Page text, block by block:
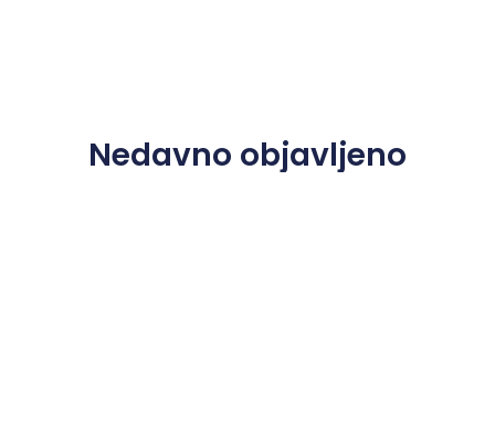
Nedavno objavljeno